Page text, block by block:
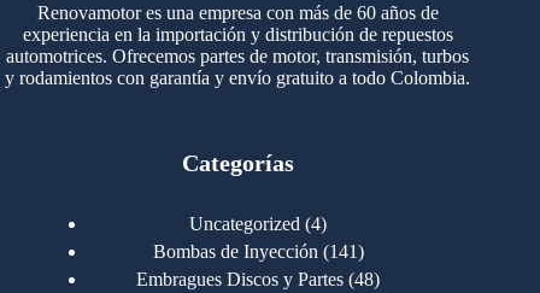
Renovamotor es una empresa con más de 60 años de
experiencia en la importación y distribución de repuestos
automotrices. Ofrecemos partes de motor, transmisión, turbos
y rodamientos con garantía y envío gratuito a todo Colombia.
Categorías
Uncategorized 44
productos
Bombas de Inyección 141141
productos
Embragues Discos y Partes 4848